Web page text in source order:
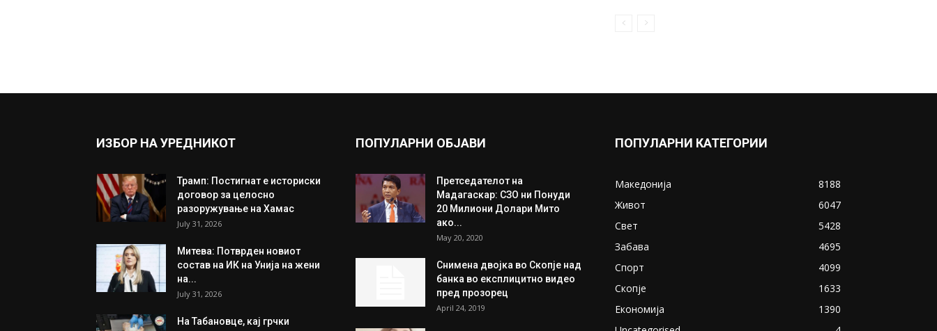
ИЗБОР НА УРЕДНИКОТ
Трамп: Постигнат е историски
договор за целосно
разоружување на Хамас
July 31, 2026
Митева: Потврден новиот
состав на ИК на Унија на жени
на...
July 31, 2026
На Табановце, кај грчки
ПОПУЛАРНИ ОБЈАВИ
Претседателот на
Мадагаскар: СЗО ни Понуди
20 Милиони Долари Мито
ако...
May 20, 2020
Снимена двојка во Скопје над
банка во експлицитно видео
пред прозорец
April 24, 2019
ПОПУЛАРНИ КАТЕГОРИИ
Македонија
8188
Живот
6047
Свет
5428
Забава
4695
Спорт
4099
Скопје
1633
Економија
1390